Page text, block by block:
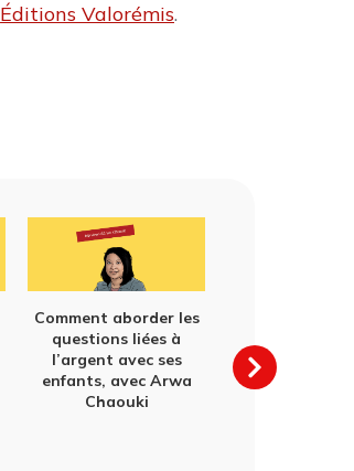
Éditions Valorémis.
Comment aborder les
questions liées à
l’argent avec ses
enfants, avec Arwa
Chaouki